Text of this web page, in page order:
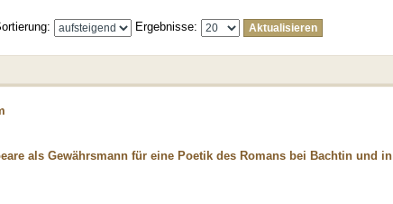
Ergebnisse:
als Gewährsmann für eine Poetik des Romans bei Bachtin und in